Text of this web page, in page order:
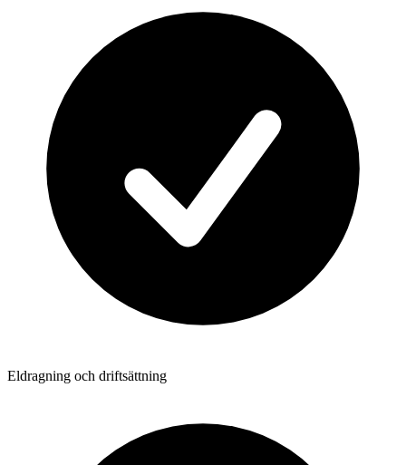
Eldragning och driftsättning